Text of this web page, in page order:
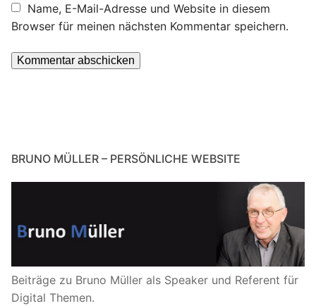
Name, E-Mail-Adresse und Website in diesem
Browser für meinen nächsten Kommentar speichern.
BRUNO MÜLLER – PERSÖNLICHE WEBSITE
Beiträge zu Bruno Müller als Speaker und Referent für
Digital Themen.